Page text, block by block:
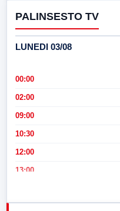
PALINSESTO TV
LUNEDI 03/08
00:00
02:00
09:00
10:30
12:00
13:00